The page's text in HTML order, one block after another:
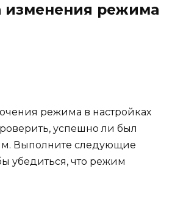
изменения режима
режима в настройках
успешно ли был
Выполните следующие
убедиться, что режим